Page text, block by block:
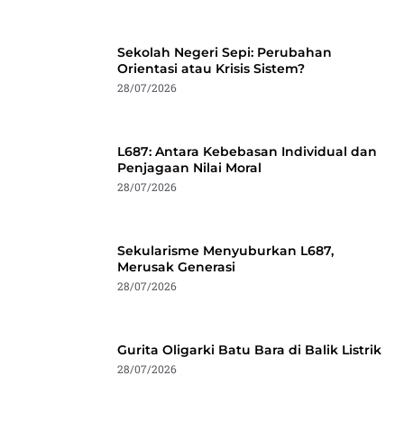
Sekolah Negeri Sepi: Perubahan
Orientasi atau Krisis Sistem?
28/07/2026
L687: Antara Kebebasan Individual dan
Penjagaan Nilai Moral
28/07/2026
Sekularisme Menyuburkan L687,
Merusak Generasi
28/07/2026
Gurita Oligarki Batu Bara di Balik Listrik
28/07/2026